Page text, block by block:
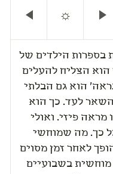
☼
בספרות הילדים של
הוא הצליח להעלים
הרבים מנשוא. 'הבלתי נראה' הוא גם הבלתי
לעד. כך הוא
מראה פיזי. ואולי
כל כך. מה שמוחשי
אחרי זמן מסוים לשקוף. ומה ששקוף הופך לאחר זמן מסוים
בשבועיים